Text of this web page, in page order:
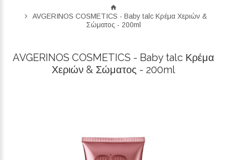
AVGERINOS COSMETICS - Baby talc Κρέμα Χεριών &
Σώματος - 200ml
AVGERINOS COSMETICS - Baby talc Κρέμα
Χεριών & Σώματος - 200ml